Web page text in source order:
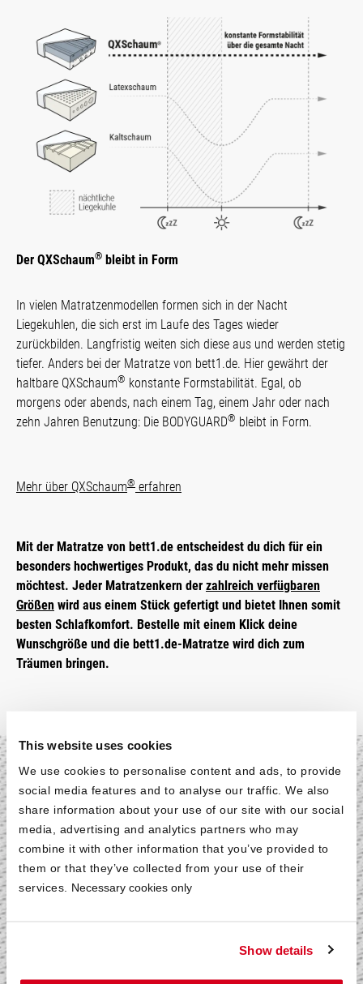
This website uses cookies
We use cookies to personalise content and ads, to provide
social media features and to analyse our traffic. We also
share information about your use of our site with our social
media, advertising and analytics partners who may
combine it with other information that you’ve provided to
them or that they’ve collected from your use of their
services. Necessary cookies only
Show details
Der QXSchaum® bleibt in Form
In vielen Matratzenmodellen formen sich in der Nacht
Liegekuhlen, die sich erst im Laufe des Tages wieder
zurückbilden. Langfristig weiten sich diese aus und werden stetig
tiefer. Anders bei der Matratze von bett1.de. Hier gewährt der
haltbare QXSchaum® konstante Form­stabi­lität. Egal, ob
morgens oder abends, nach einem Tag, einem Jahr oder nach
zehn Jahren Benutzung: Die BODYGUARD® bleibt in Form.
Mehr über QXSchaum® erfahren
Mit der Matratze von bett1.de ent­scheidest du dich für ein
besonders hochwertiges Produkt, das du nicht mehr missen
möchtest. Jeder Matratzen­kern der zahlreich verfügbaren
Größen wird aus einem Stück gefertigt und bietet Ihnen somit
besten Schlafkomfort. Bestelle mit einem Klick deine
Wunschgröße und die bett1.de-Matratze wird dich zum
Träumen bringen.
Atmungsaktiv und
angenehm
Der atmungsaktive HyBreeze ®Funktions­bezug
ermöglicht eine optimale Abgabe der Körper­feuchtigkeit
abnehmbaren Bezug in zwei Hälften und erlaubt somit